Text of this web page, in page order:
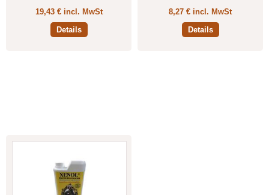
19,43 € incl. MwSt
Details
8,27 € incl. MwSt
Details